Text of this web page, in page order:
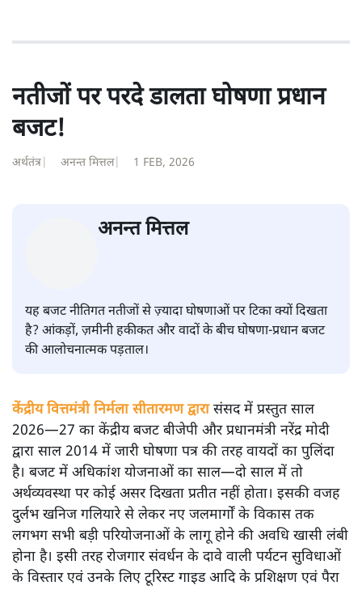
नतीजों पर परदे डालता घोषणा प्रधान
बजट!
अर्थतंत्र अनन्त मित्तल| 1 FEB, 2026
अनन्त मित्तल
यह बजट नीतिगत नतीजों से ज़्यादा घोषणाओं पर टिका क्यों दिखता
है? आंकड़ों, ज़मीनी हकीकत और वादों के बीच घोषणा-प्रधान बजट
की आलोचनात्मक पड़ताल।